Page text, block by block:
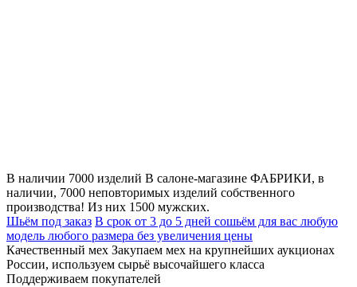
В наличии 7000 изделий В салоне-магазине ФАБРИКИ, в
наличии, 7000 неповторимых изделий собственного
производства! Из них 1500 мужских.
Шьём под заказ В срок от 3 до 5 дней сошьём для вас любую
модель любого размера без увеличения цены
Качественный мех Закупаем мех на крупнейших аукционах
России, используем сырьё высочайшего класса
Поддерживаем покупателей